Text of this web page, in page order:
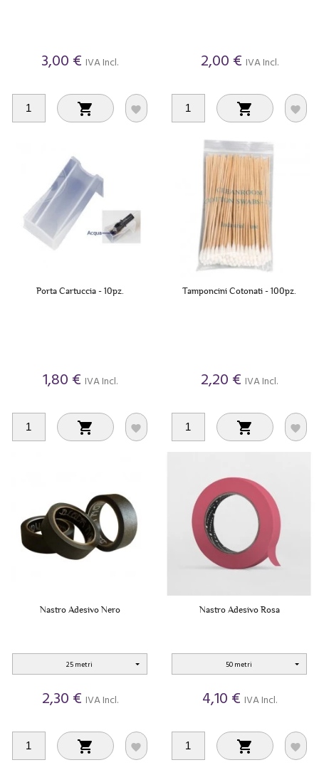
3,00 € IVA Incl.
 
2,00 € IVA Incl.
 
Porta Cartuccia - 10pz.
1,80 € IVA Incl.
 
Tamponcini Cotonati - 100pz.
2,20 € IVA Incl.
 
Nastro Adesivo Nero
25 metri
2,30 € IVA Incl.
 
Nastro Adesivo Rosa
50 metri
4,10 € IVA Incl.
 